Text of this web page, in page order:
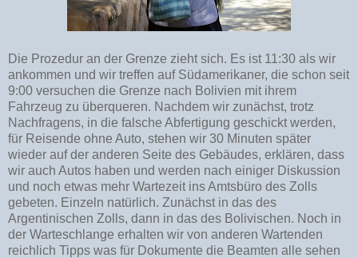
Die Prozedur an der Grenze zieht sich. Es ist 11:30 als wir
ankommen und wir treffen auf Südamerikaner, die schon seit
9:00 versuchen die Grenze nach Bolivien mit ihrem
Fahrzeug zu überqueren. Nachdem wir zunächst, trotz
Nachfragens, in die falsche Abfertigung geschickt werden,
für Reisende ohne Auto, stehen wir 30 Minuten später
wieder auf der anderen Seite des Gebäudes, erklären, dass
wir auch Autos haben und werden nach einiger Diskussion
und noch etwas mehr Wartezeit ins Amtsbüro des Zolls
gebeten. Einzeln natürlich. Zunächst in das des
Argentinischen Zolls, dann in das des Bolivischen. Noch in
der Warteschlange erhalten wir von anderen Wartenden
reichlich Tipps was für Dokumente die Beamten alle sehen